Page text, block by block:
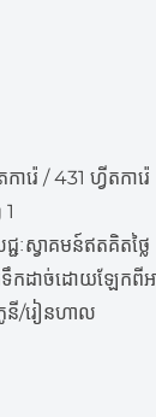
រ៉េ / 431 ហ្វីតការ៉េ
ៈស្វាគមន៍ឥតគិតថ្លៃ
ទឹកដាច់ដោយឡែកពី
កូនី/រៀនហាល